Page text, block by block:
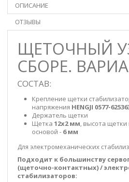
ОПИСАНИЕ
ОТЗЫВЫ
ЩЕТОЧНЫЙ
СБОРЕ.
СОСТАВ:
Крепление щетки
напряжения HENGJI 0577-
Держатель щетки
Щетка 12х2 мм, высота щетки
основой - 6 мм
Для электромеханических
Подходит к большинству
(щеточно-контактных) /
стабилизаторов: